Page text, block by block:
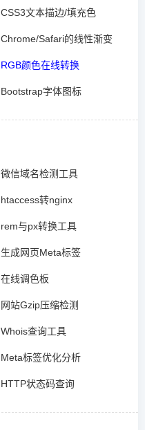
CSS3文本描边/填充色
Chrome/Safari的线性渐变
RGB颜色在线转换
Bootstrap字体图标
微信域名检测工具
htaccess转nginx
rem与px转换工具
生成网页Meta标签
在线调色板
网站Gzip压缩检测
Whois查询工具
Meta标签优化分析
HTTP状态码查询